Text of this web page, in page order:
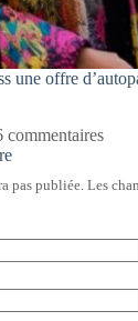
une offre
commentaires
pas publiée. Les